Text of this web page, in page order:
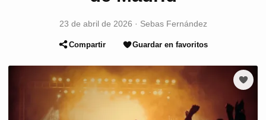
23 de abril de 2026 · Sebas Fernández
Compartir Guardar en favoritos